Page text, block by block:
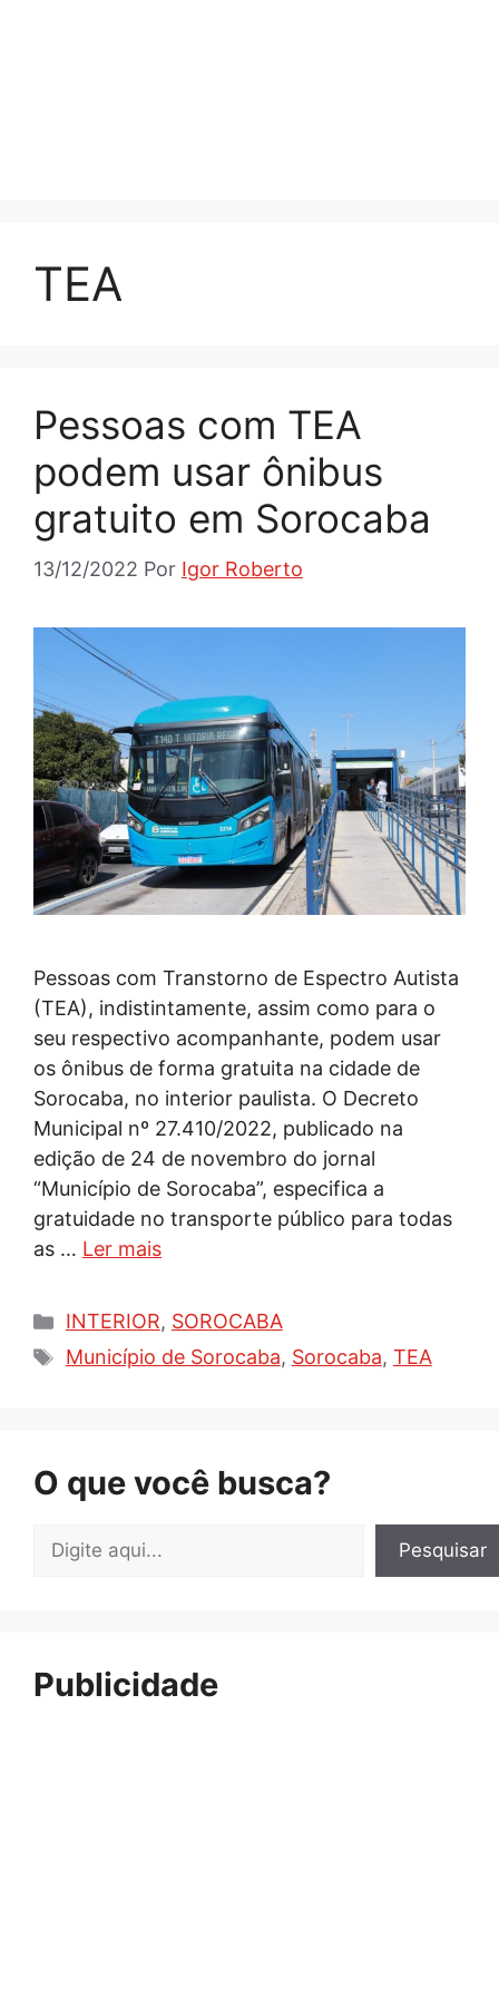
TEA
Pessoas com TEA
podem usar ônibus
gratuito em Sorocaba
13/12/2022 Por Igor Roberto
Pessoas com Transtorno de Espectro Autista
(TEA), indistintamente, assim como para o
seu respectivo acompanhante, podem usar
os ônibus de forma gratuita na cidade de
Sorocaba, no interior paulista. O Decreto
Municipal nº 27.410/2022, publicado na
edição de 24 de novembro do jornal
“Município de Sorocaba”, especifica a
gratuidade no transporte público para todas
as … Ler mais
Categorias
INTERIOR, SOROCABA
Tags
Município de Sorocaba, Sorocaba, TEA
O que você busca?
Pesquisar Pesquisar
Publicidade